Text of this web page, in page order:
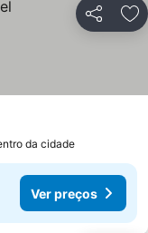
Partilhar
da cidade
Ver preços